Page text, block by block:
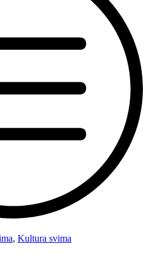
, Kultura svima